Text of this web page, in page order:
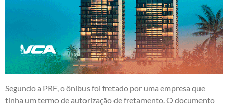
Segundo a PRF, o ônibus foi fretado por uma empresa que
tinha um termo de autorização de fretamento. O documento